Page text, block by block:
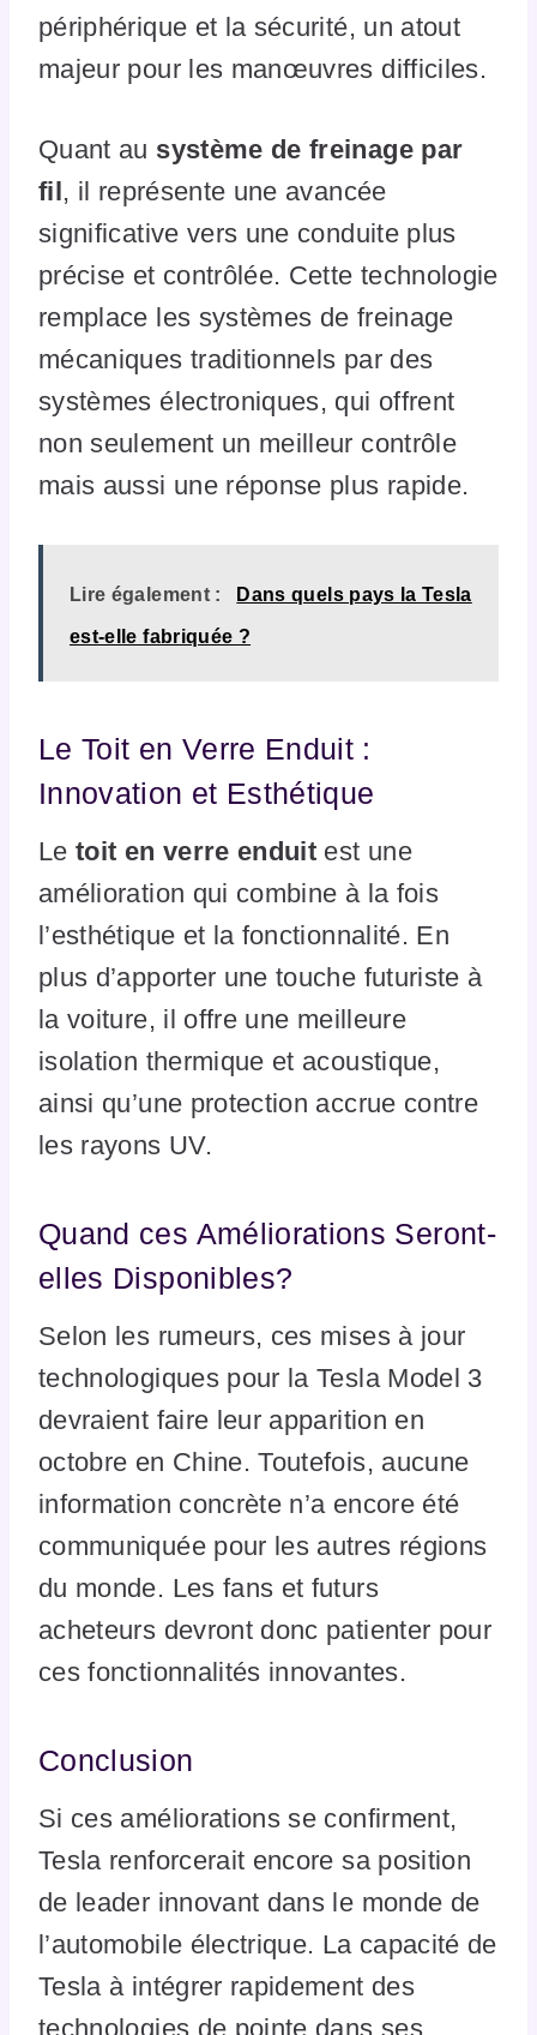
périphérique et la sécurité, un atout
majeur pour les manœuvres difficiles.
Quant au système de freinage par
fil, il représente une avancée
significative vers une conduite plus
précise et contrôlée. Cette technologie
remplace les systèmes de freinage
mécaniques traditionnels par des
systèmes électroniques, qui offrent
non seulement un meilleur contrôle
mais aussi une réponse plus rapide.
Lire également : Dans quels pays la Tesla
est-elle fabriquée ?
Le Toit en Verre Enduit :
Innovation et Esthétique
Letoit en verre enduit est une
amélioration qui combine à la fois
l’esthétique et la fonctionnalité. En
plus d’apporter une touche futuriste à
la voiture, il offre une meilleure
isolation thermique et acoustique,
ainsi qu’une protection accrue contre
les rayons UV.
Quand ces Améliorations Seront-
elles Disponibles?
Selon les rumeurs, ces mises à jour
technologiques pour la Tesla Model 3
devraient faire leur apparition en
octobre en Chine. Toutefois, aucune
information concrète n’a encore été
communiquée pour les autres régions
du monde. Les fans et futurs
acheteurs devront donc patienter pour
ces fonctionnalités innovantes.
Conclusion
Si ces améliorations se confirment,
Tesla renforcerait encore sa position
de leader innovant dans le monde de
l’automobile électrique. La capacité de
Tesla à intégrer rapidement des
technologies de pointe dans ses